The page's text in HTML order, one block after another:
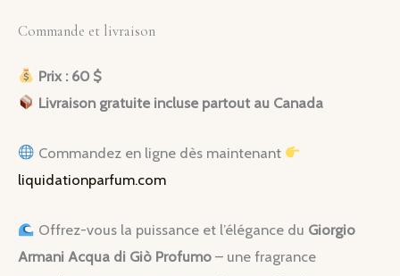
Commande et livraison
Prix : 60 $
Livraison gratuite incluse partout au Canada
Commandez en ligne dès maintenant
liquidationparfum.com
Offrez-vous la puissance et l’élégance du Giorgio
Armani Acqua di Giò Profumo – une fragrance